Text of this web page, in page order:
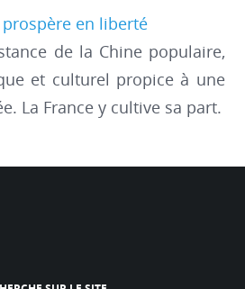
prospère en liberté
de la Chine populaire,
et culturel propice à une
La France y cultive sa part.